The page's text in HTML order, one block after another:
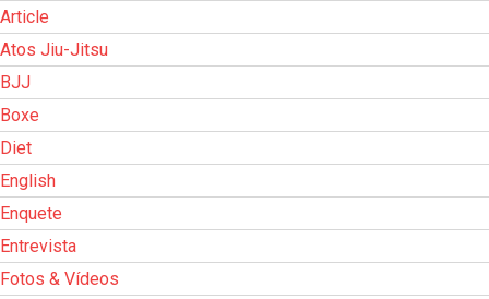
Article
Atos Jiu-Jitsu
BJJ
Boxe
Diet
English
Enquete
Entrevista
Fotos & Vídeos